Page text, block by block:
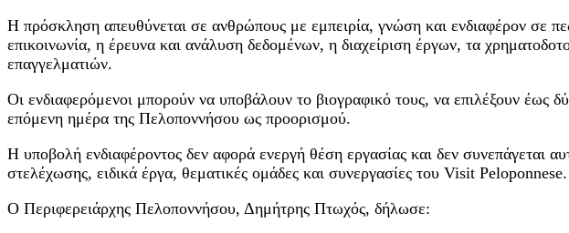
Η πρόσκληση απευθύνεται σε ανθρώπους με εμπειρία, γνώση και ενδιαφέρον σε
επικοινωνία, η έρευνα και ανάλυση δεδομένων, η διαχείριση έργων, τα
επαγγελματιών.
Οι ενδιαφερόμενοι μπορούν να υποβάλουν το βιογραφικό τους, να επιλέξουν έως
επόμενη ημέρα της Πελοποννήσου ως προορισμού.
Η υποβολή ενδιαφέροντος δεν αφορά ενεργή θέση εργασίας και δεν συνεπάγεται
στελέχωσης, ειδικά έργα, θεματικές ομάδες και συνεργασίες του Visit Peloponnese.
Ο Περιφερειάρχης Πελοποννήσου, Δημήτρης Πτωχός, δήλωσε: